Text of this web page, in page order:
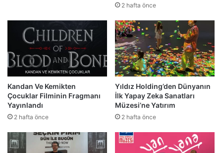
2 hafta önce
Kandan Ve Kemikten
Çocuklar Filminin Fragmanı
Yayınlandı
2 hafta önce
Yıldız Holding’den Dünyanın
İlk Yapay Zeka Sanatları
Müzesi’ne Yatırım
2 hafta önce